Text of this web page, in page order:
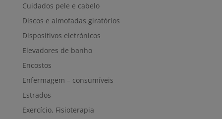
Cuidados pele e cabelo
Discos e almofadas giratórios
Dispositivos eletrónicos
Elevadores de banho
Encostos
Enfermagem – consumíveis
Estrados
Exercício, Fisioterapia